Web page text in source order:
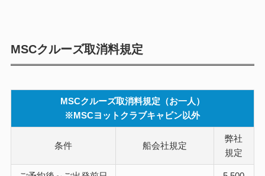
MSCクルーズ取消料規定
MSCクルーズ取消料規定（お一人）
※MSCヨットクラブキャビン以外
条件 船会社規定
弊社
規定